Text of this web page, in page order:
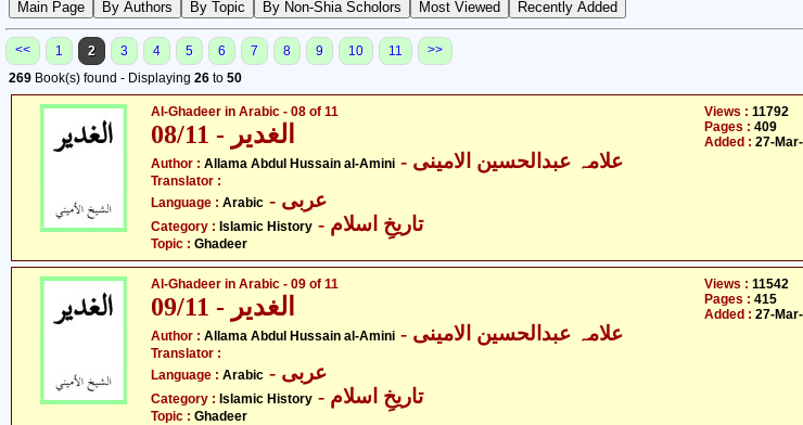
<< 1 2 3 4 5 6 7 8 9 10 11
>>
269 Book(s) found - Displaying 26 to 50
Al-Ghadeer in Arabic - 08 of 11
08/11 - الغدیر
Author : Allama Abdul Hussain al-Amini - علامہ عبدالحسین الامینی
Translator :
Language : Arabic - عربی
Category : Islamic History - تاریخِ اسلام
Topic : Ghadeer
Views : 11792
Pages : 409
Added : 27-
Al-Ghadeer in Arabic - 09 of 11
09/11 - الغدیر
Author : Allama Abdul Hussain al-Amini - علامہ عبدالحسین الامینی
Translator :
Language : Arabic - عربی
Category : Islamic History - تاریخِ اسلام
Topic : Ghadeer
Views : 11542
Pages : 415
Added : 27-